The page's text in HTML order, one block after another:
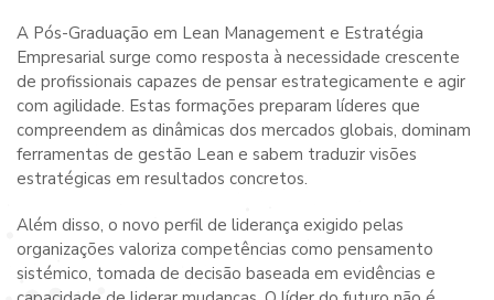
A Pós-Graduação em Lean Management e Estratégia
Empresarial surge como resposta à necessidade crescente
de profissionais capazes de pensar estrategicamente e agir
com agilidade. Estas formações preparam líderes que
compreendem as dinâmicas dos mercados globais, dominam
ferramentas de gestão Lean e sabem traduzir visões
estratégicas em resultados concretos.
Além disso, o novo perfil de liderança exigido pelas
organizações valoriza competências como pensamento
sistémico, tomada de decisão baseada em evidências e